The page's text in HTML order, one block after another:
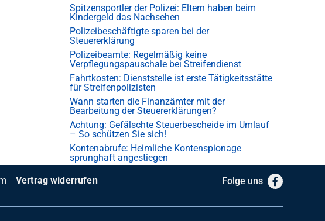
Spitzensportler der Polizei: Eltern haben beim
Kindergeld das Nachsehen
Polizeibeschäftigte sparen bei der
Steuererklärung
Polizeibeamte: Regelmäßig keine
Verpflegungspauschale bei Streifendienst
Fahrtkosten: Dienststelle ist erste Tätigkeitsstätte
für Streifenpolizisten
Wann starten die Finanzämter mit der
Bearbeitung der Steuererklärungen?
Achtung: Gefälschte Steuerbescheide im Umlauf
– So schützen Sie sich!
Kontenabrufe: Heimliche Kontenspionage
sprunghaft angestiegen
Vertrag widerrufen Folge uns Facebook